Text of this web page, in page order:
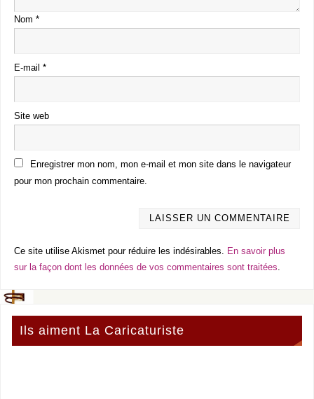
Nom *
E-mail *
Site web
Enregistrer mon nom, mon e-mail et mon site dans le navigateur
pour mon prochain commentaire.
Ce site utilise Akismet pour réduire les indésirables. En savoir plus
sur la façon dont les données de vos commentaires sont traitées.
Ils aiment La Caricaturiste